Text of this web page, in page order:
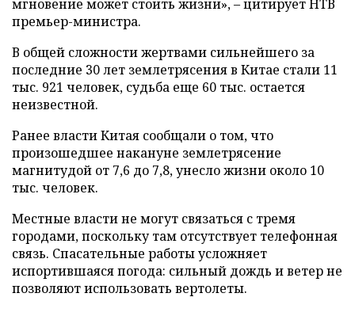
мгновение может стоить жизни», – цитирует НТВ
премьер-министра.
В общей сложности жертвами сильнейшего за
последние 30 лет землетрясения в Китае стали 11
тыс. 921 человек, судьба еще 60 тыс. остается
неизвестной.
Ранее власти Китая сообщали о том, что
произошедшее накануне землетрясение
магнитудой от 7,6 до 7,8, унесло жизни около 10
тыс. человек.
Местные власти не могут связаться с тремя
городами, поскольку там отсутствует телефонная
связь. Спасательные работы усложняет
испортившаяся погода: сильный дождь и ветер не
позволяют использовать вертолеты.